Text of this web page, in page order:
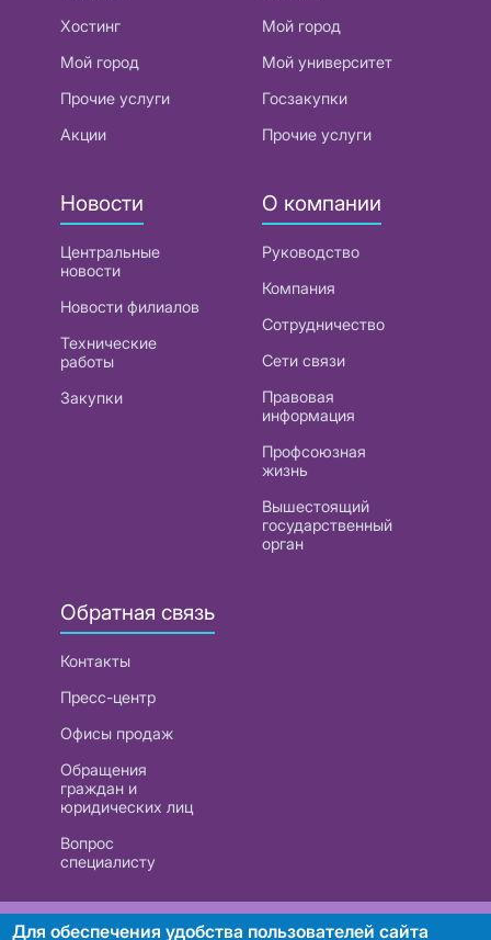
Хостинг
Мой город
Прочие услуги
Акции
Мой город
Мой университет
Госзакупки
Прочие услуги
Новости
Центральные
новости
Новости филиалов
Технические
работы
Закупки
О компании
Руководство
Компания
Сотрудничество
Сети связи
Правовая
информация
Профсоюзная
жизнь
Вышестоящий
государственный
орган
Обратная связь
Контакты
Пресс-центр
Офисы продаж
Обращения
граждан и
юридических лиц
Вопрос
специалисту
РУП «Белтелеком». УНП 101007741
Для обеспечения удобства пользователей сайта